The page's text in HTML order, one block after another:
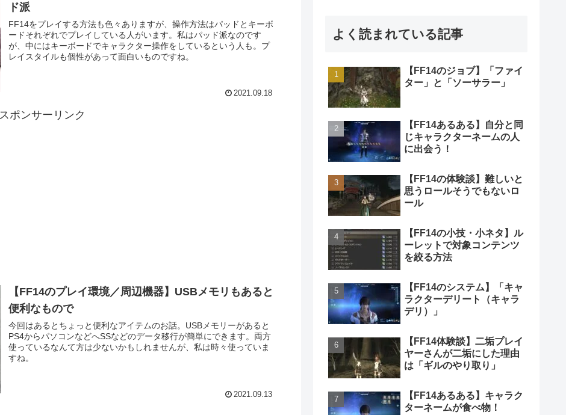
ド派
FF14をプレイする方法も色々ありますが、操作方法はパッドとキーボ
ードそれぞれでプレイしている人がいます。私はパッド派なのです
が、中にはキーボードでキャラクター操作をしているという人も。プ
レイスタイルも個性があって面白いものですね。
2021.09.18
スポンサーリンク
【FF14のプレイ環境／周辺機器】USBメモリもあると
便利なもので
今回はあるとちょっと便利なアイテムのお話。USBメモリーがあると
PS4からパソコンなどへSSなどのデータ移行が簡単にできます。両方
使っているなんて方は少ないかもしれませんが、私は時々使っていま
すね。
2021.09.13
よく読まれている記事
【FF14のジョブ】「ファイ
ター」と「ソーサラー」
【FF14あるある】自分と同
じキャラクターネームの人
に出会う！
【FF14の体験談】難しいと
思うロールそうでもないロ
ール
【FF14の小技・小ネタ】ル
ーレットで対象コンテンツ
を絞る方法
【FF14のシステム】「キャ
ラクターデリート（キャラ
デリ）」
【FF14体験談】二垢プレイ
ヤーさんが二垢にした理由
は「ギルのやり取り」
【FF14あるある】キャラク
ターネームが食べ物！